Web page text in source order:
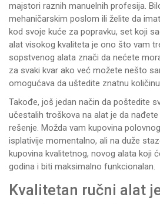
majstori raznih manuelnih profesija.
mehaničarskim poslom ili želite da
kod svoje kuće za popravku, set koji
alat visokog kvaliteta je ono što vam
sopstvenog alata znači da nećete
za svaki kvar ako već možete nešto
omogućava da uštedite znatnu
Takođe, još jedan način da poštedite
učestalih troškova na alat je da
rešenje. Možda vam kupovina
isplativije momentalno, ali na duže
kupovina kvalitetnog, novog alata koji
godina i biti maksimalno funkcionalan.
Kvalitetan ručni alat